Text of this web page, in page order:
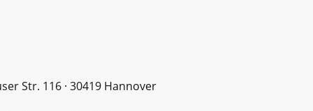
Str. 116 · 30419 Hannover